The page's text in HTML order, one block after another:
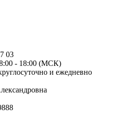
03
- 18:00 (МСК)
и ежедневно